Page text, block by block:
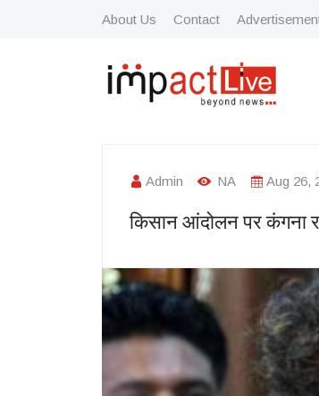
About Us Contact
Admin NA Aug 26,
किसान आंदोलन पर कंगना